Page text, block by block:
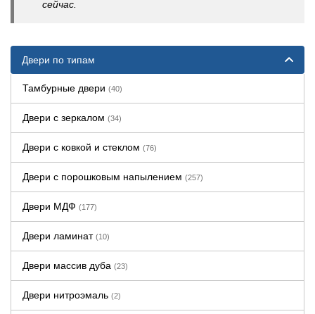
сейчас.
Двери по типам
Тамбурные двери (40)
Двери с зеркалом (34)
Двери с ковкой и стеклом (76)
Двери с порошковым напылением (257)
Двери МДФ (177)
Двери ламинат (10)
Двери массив дуба (23)
Двери нитроэмаль (2)